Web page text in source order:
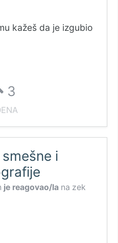
kažeš da je izgubio
3
i
je reagovao/la na zek